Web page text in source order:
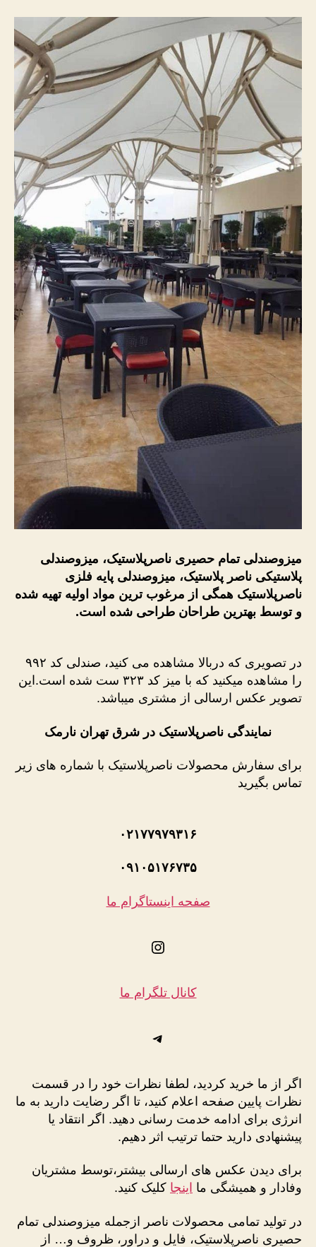
میزوصندلی تمام حصیری ناصرپلاستیک، میزوصندلی
پلاستیکی ناصر پلاستیک، میزوصندلی پایه فلزی
ناصرپلاستیک همگی از مرغوب ترین مواد اولیه تهیه شده
و توسط بهترین طراحان طراحی شده است.
در تصویری که دربالا مشاهده می کنید، صندلی کد ۹۹۲
را مشاهده میکنید که با میز کد ۳۲۳ ست شده است.این
تصویر عکس ارسالی از مشتری میباشد.
نمایندگی ناصرپلاستیک در شرق تهران نارمک
برای سفارش محصولات ناصرپلاستیک با شماره های زیر
تماس بگیرید
۰۲۱۷۷۹۷۹۳۱۶
۰۹۱۰۵۱۷۶۷۳۵
صفحه اینستاگرام ما
اینستاگرم
کانال تلگرام ما
تلگرام
اگر از ما خرید کردید، لطفا نظرات خود را در قسمت
نظرات پایین صفحه اعلام کنید، تا اگر رضایت دارید به ما
انرژی برای ادامه خدمت رسانی دهید. اگر انتقاد یا
پیشنهادی دارید حتما ترتیب اثر دهیم.
برای دیدن عکس های ارسالی بیشتر،توسط مشتریان
وفادار و همیشگی ما اینجا کلیک کنید.
در تولید تمامی محصولات ناصر ازجمله میزوصندلی تمام
حصیری ناصرپلاستیک، فایل و دراور، ظروف و… از